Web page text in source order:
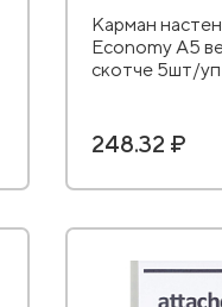
Карман
Economy А5
скотче 5шт/уп
248.32 ₽